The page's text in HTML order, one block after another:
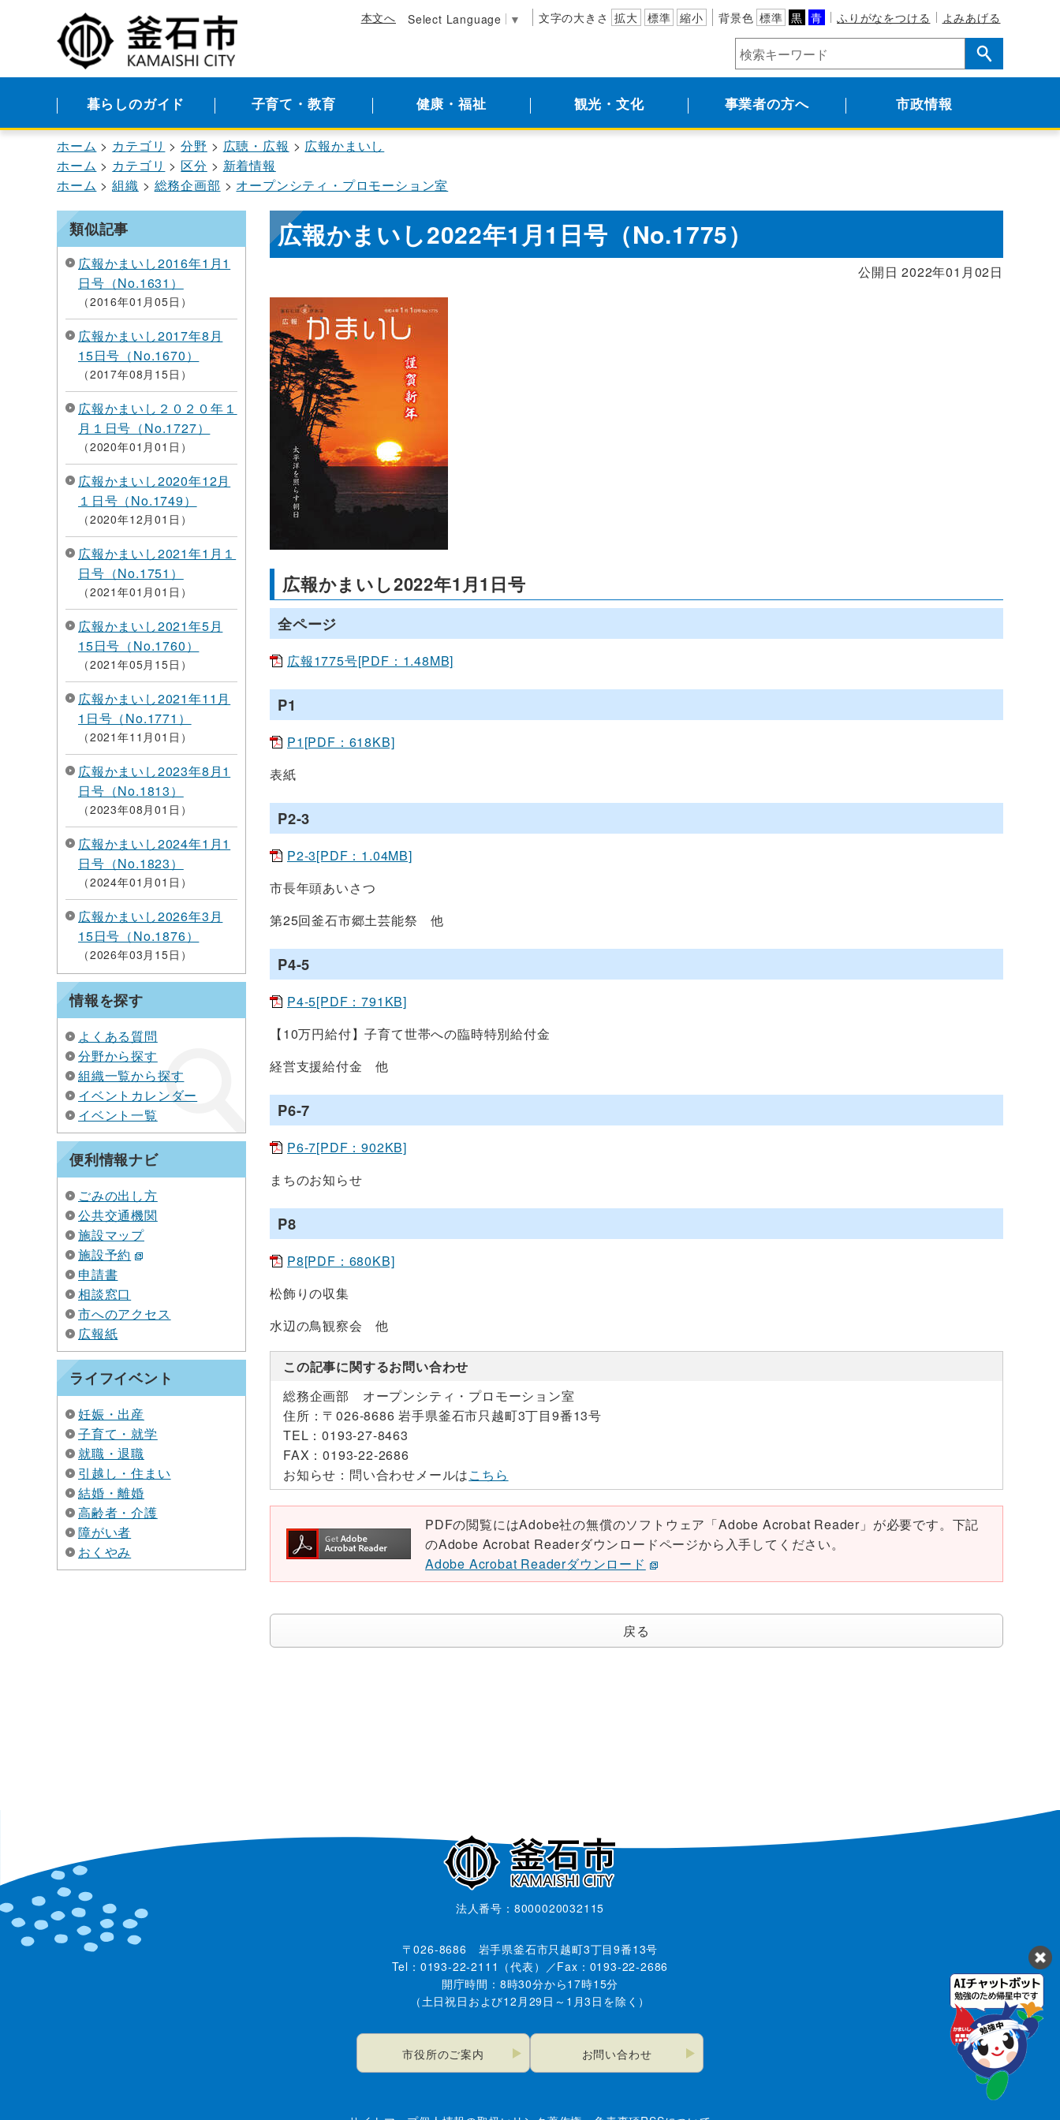
本文へ Select Language ▼ 文字の大きさ 拡大 標準 縮小 背景色 標準 黒 青 ふりがなをつける よみあげる
暮らしのガイド 子育て・教育 健康・福祉 観光・文化 事業者の方へ 市政情報
ホーム カテゴリ 分野 広聴・広報
広報かまいし
ホーム
カテゴリ 区分
新着情報
ホーム
組織 総務企画部 オープンシティ・プロモーション室
類似記事
広報かまいし2016年1月1
日号（No.1631）
2016年01月05日
広報かまいし2017年8月
15日号（No.1670）
2017年08月15日
広報かまいし２０２０年１
月１日号（No.1727）
2020年01月01日
広報かまいし2020年12月
１日号（No.1749）
2020年12月01日
広報かまいし2021年1月１
日号（No.1751）
2021年01月01日
広報かまいし2021年5月
15日号（No.1760）
2021年05月15日
広報かまいし2021年11月
1日号（No.1771）
2021年11月01日
広報かまいし2023年8月1
日号（No.1813）
2023年08月01日
広報かまいし2024年1月1
日号（No.1823）
2024年01月01日
広報かまいし2026年3月
15日号（No.1876）
2026年03月15日
情報を探す
よくある質問
分野から探す
組織一覧から探す
イベントカレンダー
イベント一覧
便利情報ナビ
ごみの出し方
公共交通機関
施設マップ
施設予約
申請書
相談窓口
市へのアクセス
広報紙
ライフイベント
妊娠・出産
子育て・就学
就職・退職
引越し・住まい
結婚・離婚
高齢者・介護
障がい者
おくやみ
広報かまいし2022年1月1日号（No.1775）
公開日 2022年01月02日
広報かまいし2022年1月1日号
全ページ
広報1775号[PDF：1.48MB]
P1
P1[PDF：618KB]
表紙
P2-3
P2-3[PDF：1.04MB]
市長年頭あいさつ
第25回釜石市郷土芸能祭 他
P4-5
P4-5[PDF：791KB]
【10万円給付】子育て世帯への臨時特別給付金
経営支援給付金 他
P6-7
P6-7[PDF：902KB]
まちのお知らせ
P8
P8[PDF：680KB]
松飾りの収集
水辺の鳥観察会 他
この記事に関するお問い合わせ
総務企画部 オープンシティ・プロモーション室
住所： 〒026-8686 岩手県釜石市只越町3丁目9番13号
TEL：0193-27-8463
FAX：0193-22-2686
お知らせ： 問い合わせメールはこちら
PDFの閲覧にはAdobe社の無償のソフトウェア「Adobe Acrobat Reader」が必要です。下記
のAdobe Acrobat Readerダウンロードページから入手してください。
Adobe Acrobat Readerダウンロード
戻る
法人番号：8000020032115
〒026-8686 岩手県釜石市只越町3丁目9番13号
Tel：0193-22-2111（代表）／Fax：0193-22-2686
開庁時間：8時30分から17時15分
（土日祝日および12月29日～1月3日を除く）
市役所のご案内 お問い合わせ